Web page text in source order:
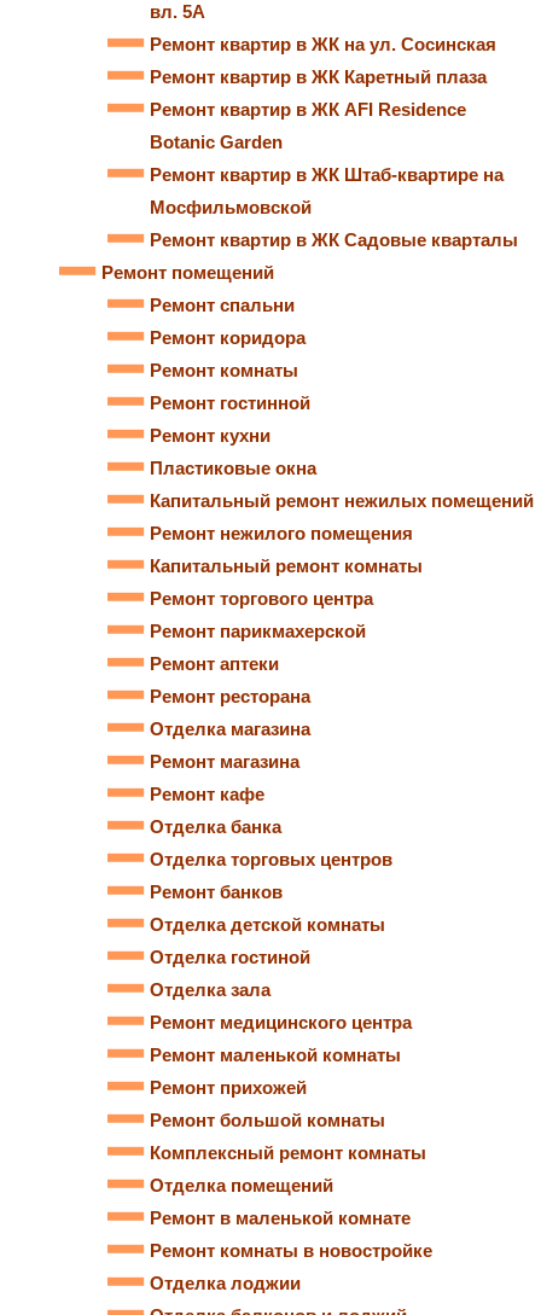
вл. 5А
Ремонт квартир в ЖК на ул. Сосинская
Ремонт квартир в ЖК Каретный плаза
Ремонт квартир в ЖК AFI Residence
Botanic Garden
Ремонт квартир в ЖК Штаб-квартире на
Мосфильмовской
Ремонт квартир в ЖК Садовые кварталы
Ремонт помещений
Ремонт спальни
Ремонт коридора
Ремонт комнаты
Ремонт гостинной
Ремонт кухни
Пластиковые окна
Капитальный ремонт нежилых помещений
Ремонт нежилого помещения
Капитальный ремонт комнаты
Ремонт торгового центра
Ремонт парикмахерской
Ремонт аптеки
Ремонт ресторана
Отделка магазина
Ремонт магазина
Ремонт кафе
Отделка банка
Отделка торговых центров
Ремонт банков
Отделка детской комнаты
Отделка гостиной
Отделка зала
Ремонт медицинского центра
Ремонт маленькой комнаты
Ремонт прихожей
Ремонт большой комнаты
Комплексный ремонт комнаты
Отделка помещений
Ремонт в маленькой комнате
Ремонт комнаты в новостройке
Отделка лоджии